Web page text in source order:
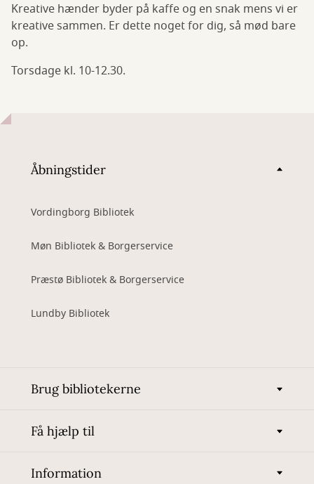
Kreative hænder byder på kaffe og en snak mens vi er
kreative sammen. Er dette noget for dig, så mød bare
op.
Torsdage kl. 10-12.30.
Åbningstider
Vordingborg Bibliotek
Møn Bibliotek & Borgerservice
Præstø Bibliotek & Borgerservice
Lundby Bibliotek
Brug bibliotekerne
Få hjælp til
Information